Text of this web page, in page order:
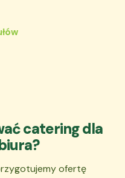
catering dla
ofertę